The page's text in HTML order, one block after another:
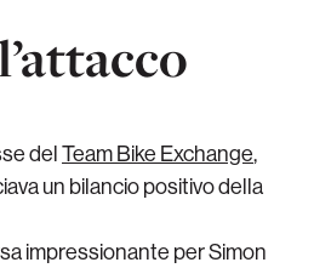
delTeam Bike Exchange,
un bilancio positivo della
impressionante per Simon